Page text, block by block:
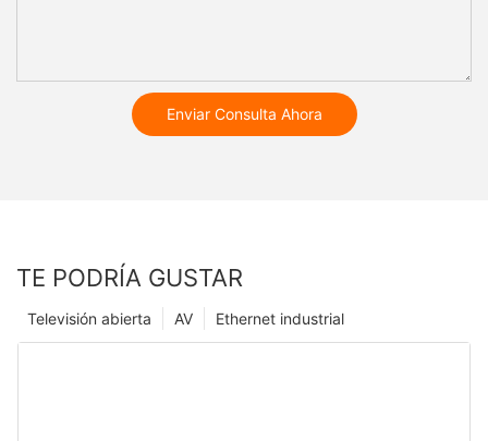
Enviar Consulta Ahora
TE PODRÍA GUSTAR
Ethernet industrial
AV
Televisión abierta